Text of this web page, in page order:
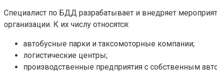
Специалист по БДД разрабатывает и внедряет
организации. К их числу относятся:
автобусные парки и таксомоторные компании;
логистические центры;
производственные предприятия с собственным